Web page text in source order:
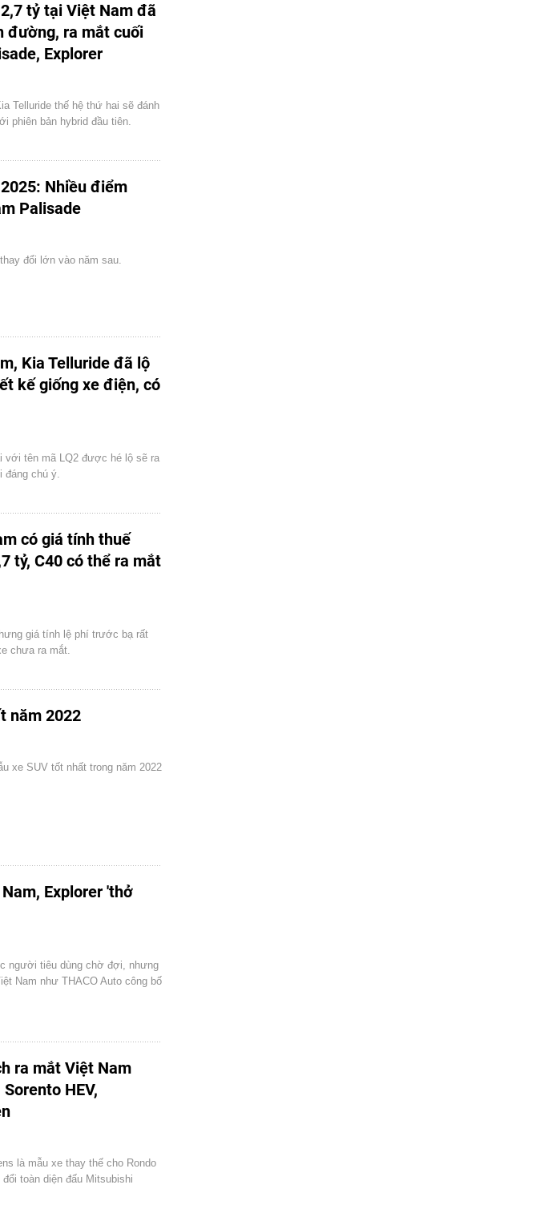
tỷ tại Việt Nam đã
đường, ra mắt cuối
Explorer
Telluride thế hệ thứ hai sẽ đánh
phiên bản hybrid đầu tiên.
Nhiều điểm
Palisade
đổi lớn vào năm sau.
Kia Telluride đã lộ
kế giống xe điện, có
với tên mã LQ2 được hé lộ sẽ ra
đáng chú ý.
có giá tính thuế
tỷ, C40 có thể ra mắt
giá tính lệ phí trước bạ rất
chưa ra mắt.
năm 2022
xe SUV tốt nhất trong năm 2022
Explorer 'thở
người tiêu dùng chờ đợi, nhưng
Nam như THACO Auto công bố
ra mắt Việt Nam
HEV,
là mẫu xe thay thế cho Rondo
toàn diện đấu Mitsubishi